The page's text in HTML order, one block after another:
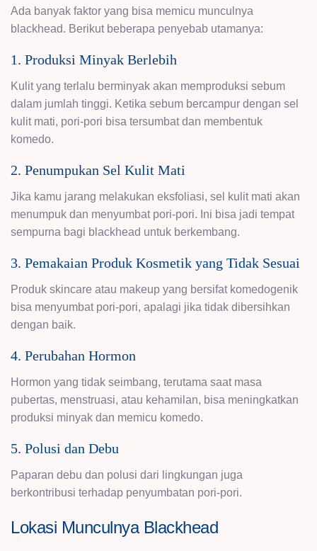
Ada banyak faktor yang bisa memicu munculnya
blackhead. Berikut beberapa penyebab utamanya:
1. Produksi Minyak Berlebih
Kulit yang terlalu berminyak akan memproduksi sebum
dalam jumlah tinggi. Ketika sebum bercampur dengan sel
kulit mati, pori-pori bisa tersumbat dan membentuk
komedo.
2. Penumpukan Sel Kulit Mati
Jika kamu jarang melakukan eksfoliasi, sel kulit mati akan
menumpuk dan menyumbat pori-pori. Ini bisa jadi tempat
sempurna bagi blackhead untuk berkembang.
3. Pemakaian Produk Kosmetik yang Tidak Sesuai
Produk skincare atau makeup yang bersifat komedogenik
bisa menyumbat pori-pori, apalagi jika tidak dibersihkan
dengan baik.
4. Perubahan Hormon
Hormon yang tidak seimbang, terutama saat masa
pubertas, menstruasi, atau kehamilan, bisa meningkatkan
produksi minyak dan memicu komedo.
5. Polusi dan Debu
Paparan debu dan polusi dari lingkungan juga
berkontribusi terhadap penyumbatan pori-pori.
Lokasi Munculnya Blackhead